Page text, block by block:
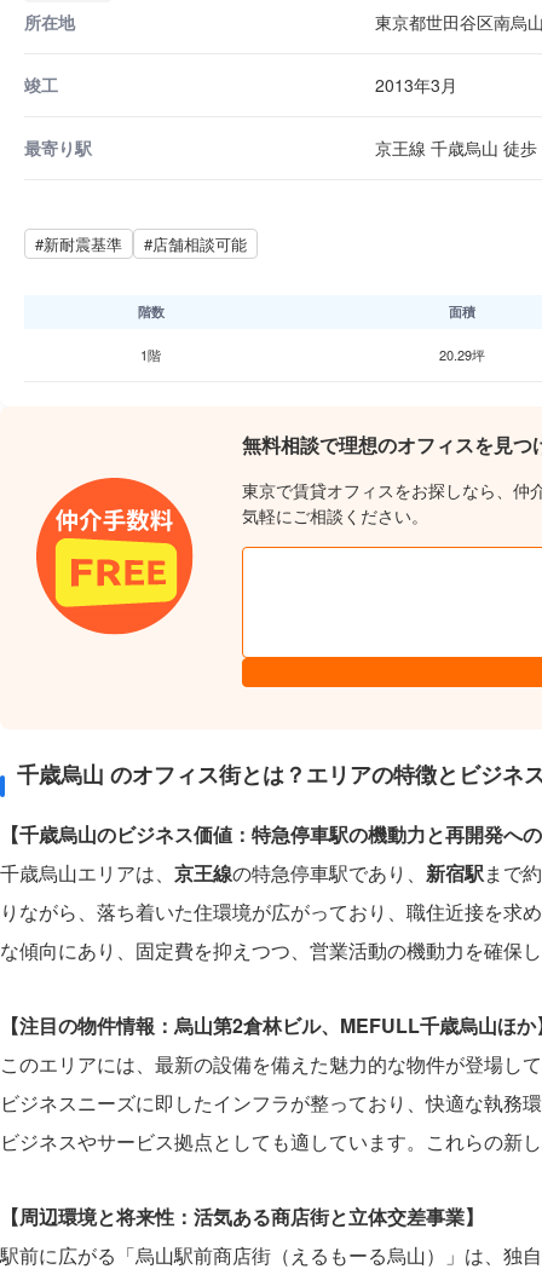
所在地
東京都世田谷区南烏
竣工 2013年3月
最寄り駅 京王線 千歳烏山 徒歩
#新耐震基準 #店舗相談可能
階数 面積
1階 20.29坪
無料相談で理想のオフィスを見つ
東京で賃貸オフィスをお探しなら、仲
気軽にご相談ください。
千歳烏山 のオフィス街とは？エリアの特徴とビジネ
【千歳烏山のビジネス価値：特急停車駅の機動力と再開発へ
千歳烏山エリアは、 京王線の特急停車駅であり、 新宿駅まで
りながら、落ち着いた住環境が広がっており、職住近接を
な傾向にあり、固定費を抑えつつ、営業活動の機動力を確保
【注目の物件情報：烏山第2倉林ビル、MEFULL千歳烏山ほか
このエリアには、最新の設備を備えた魅力的な物件が登場し
ビジネスニーズに即したインフラが整っており、快適な執務
ビジネスやサービス拠点としても適しています。これらの新
【周辺環境と将来性：活気ある商店街と立体交差事業】
駅前に広がる「烏山駅前商店街（えるもーる烏山）」は、独